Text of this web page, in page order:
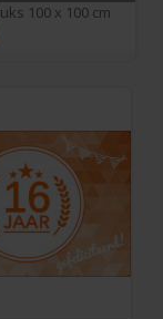
100 x 100 cm